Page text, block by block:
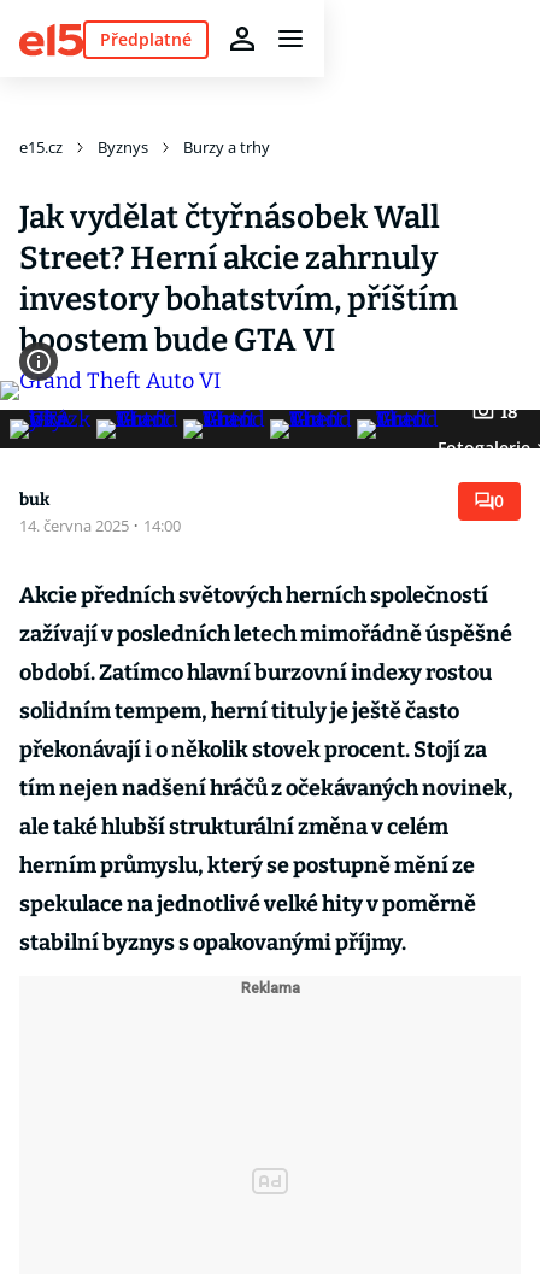
Předplatné
e15.cz Byznys Burzy a trhy
Jak vydělat čtyřnásobek Wall
Street? Herní akcie zahrnuly
investory bohatstvím, příštím
boostem bude GTA VI
18
Fotogalerie
buk
14. června 2025 · 14:00
0
Akcie předních světových herních společností
zažívají v posledních letech mimořádně úspěšné
období. Zatímco hlavní burzovní indexy rostou
solidním tempem, herní tituly je ještě často
překonávají i o několik stovek procent. Stojí za
tím nejen nadšení hráčů z očekávaných novinek,
ale také hlubší strukturální změna v celém
herním průmyslu, který se postupně mění ze
spekulace na jednotlivé velké hity v poměrně
stabilní byznys s opakovanými příjmy.